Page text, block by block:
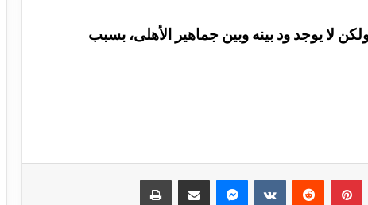
لا يوجد ود بينه وبين جماهير الأهلى، بسبب
بينتيريست ماسنجر مشاركة عبر البريد طباعة